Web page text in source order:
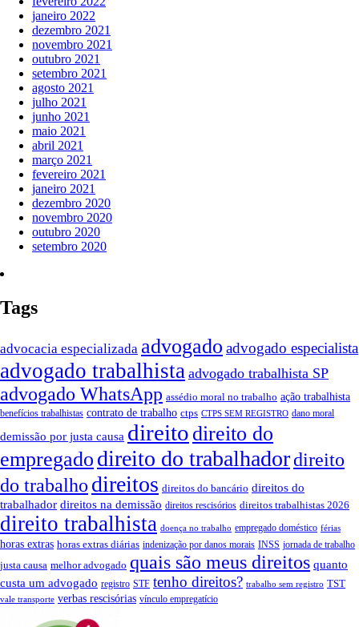
janeiro 2022
dezembro 2021
novembro 2021
outubro 2021
setembro 2021
agosto 2021
julho 2021
junho 2021
maio 2021
abril 2021
março 2021
fevereiro 2021
janeiro 2021
dezembro 2020
novembro 2020
outubro 2020
setembro 2020
Tags
advocacia especializada advogado advogado especialista
advogado trabalhista advogado trabalhista SP
advogado WhatsApp assédio moral no trabalho ação trabalhista
benefícios trabalhistas contrato de trabalho ctps CTPS SEM REGISTRO dano moral
demissão por justa causa direito direito do
empregado direito do trabalhadordireito
do trabalho direitos direitos do bancário direitos do
trabalhador direitos na demissão direitos rescisórios direitos trabalhistas 2026
direito trabalhista doença no trabalho empregado doméstico férias
horas extras horas extras diárias indenização por danos morais INSS jornada de trabalho
justa causa melhor advogado quais são meus direitos quanto
custa um advogado registro STF tenho direitos? trabalho sem registro TST
vale transporte verbas rescisórias vínculo empregatício